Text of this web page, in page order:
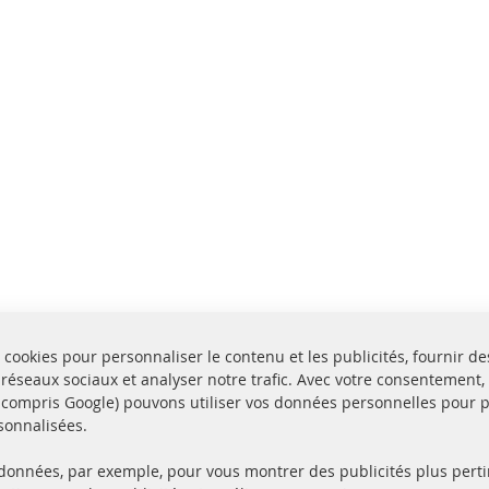
pour personnaliser le contenu et les publicités, fournir
sociaux et analyser notre trafic. Avec votre
Google) pouvons utiliser vos données personnelles pour
par exemple, pour vous montrer des publicités plus